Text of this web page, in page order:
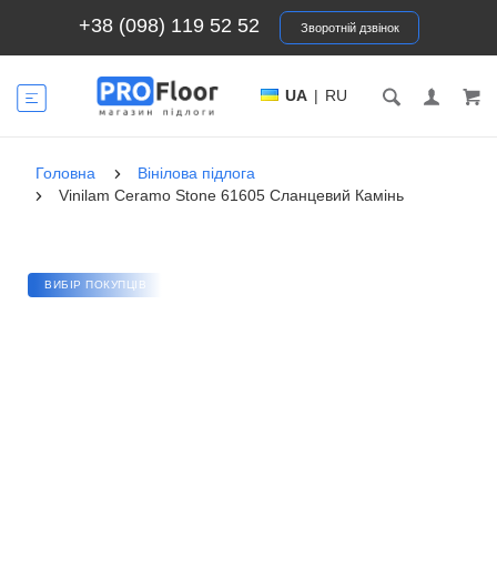
+38 (098) 119 52 52 Зворотній дзвінок
UA | RU
Головна
Вінілова підлога
Vinilam Ceramo Stone 61605 Сланцевий Камінь
ВИБІР ПОКУПЦІВ